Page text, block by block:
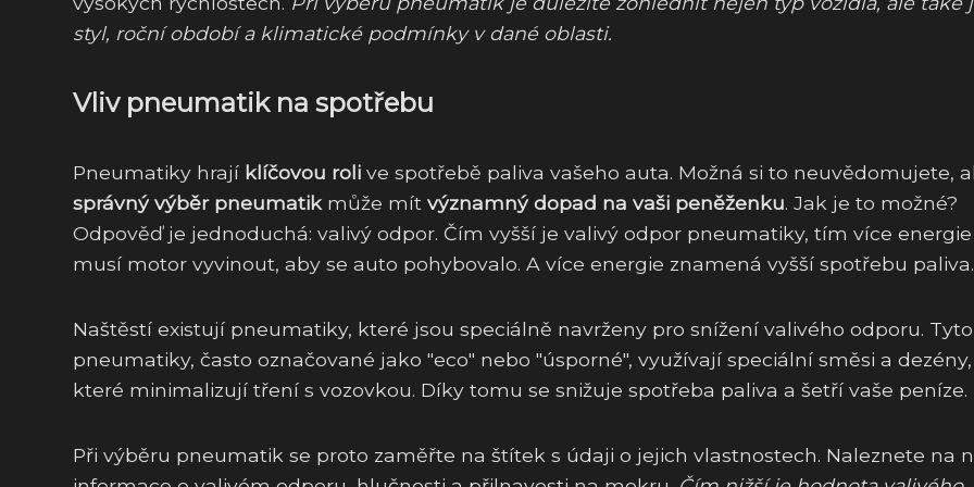
styl, roční období a klimatické podmínky v dané oblasti.
Vliv pneumatik na spotřebu
Pneumatiky hrají klíčovou roli ve spotřebě paliva vašeho auta. Možná si to neuvědomujete,
správný výběr pneumatik může mít významný dopad na vaši peněženku. Jak je to možné?
Odpověď je jednoduchá: valivý odpor. Čím vyšší je valivý odpor pneumatiky, tím více energie
musí motor vyvinout, aby se auto pohybovalo. A více energie znamená vyšší spotřebu paliva.
Naštěstí existují pneumatiky, které jsou speciálně navrženy pro snížení valivého odporu. Tyto
pneumatiky, často označované jako "eco" nebo "úsporné", využívají speciální směsi a dezény,
které minimalizují tření s vozovkou. Díky tomu se snižuje spotřeba paliva a šetří vaše peníze.
Při výběru pneumatik se proto zaměřte na štítek s údaji o jejich vlastnostech. Naleznete na